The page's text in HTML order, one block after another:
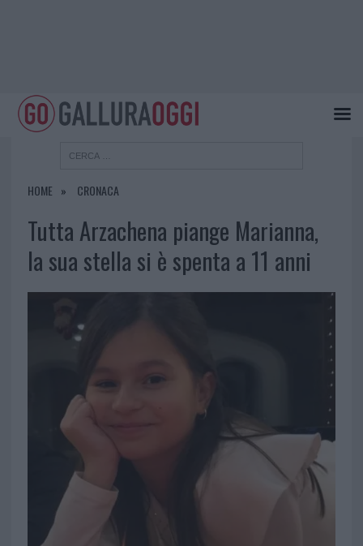
HOME CRONACA
Tutta Arzachena piange Marianna,
la sua stella si è spenta a 11 anni